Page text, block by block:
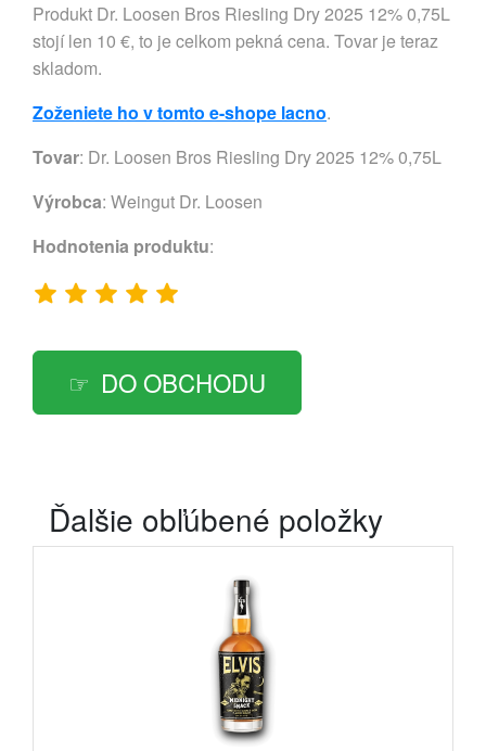
Produkt Dr. Loosen Bros Riesling Dry 2025 12% 0,75L
stojí len 10 €, to je celkom pekná cena. Tovar je teraz
skladom.
Zoženiete ho v tomto e-shope lacno.
Tovar: Dr. Loosen Bros Riesling Dry 2025 12% 0,75L
Výrobca: Weingut Dr. Loosen
Hodnotenia produktu:
DO OBCHODU
Ďalšie obľúbené položky